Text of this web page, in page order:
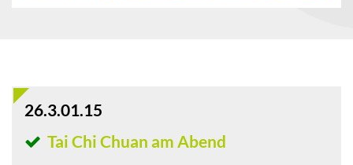
26.3.01.15
Tai Chi Chuan am Abend